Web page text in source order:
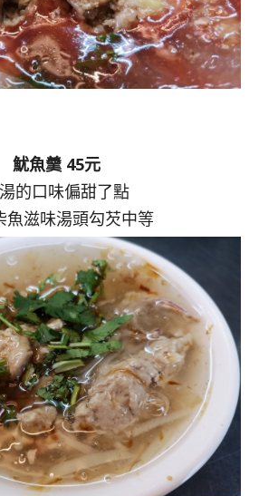
魷魚羹 45元
的口味偏甜了點
魚滋味湯頭勾芡中等